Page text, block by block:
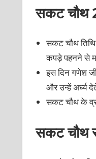
सकट चौथ
सकट चौथ तिथि
कपड़े पहनने से
इस दिन गणेश
और उन्हें अर्घ्य
सकट चौथ के
सकट चौथ